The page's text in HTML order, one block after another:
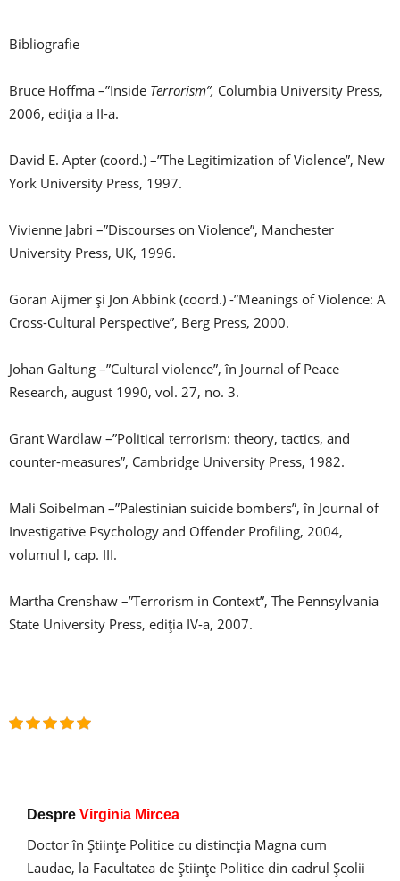
Bibliografie
Bruce Hoffma –”Inside Terrorism”, Columbia University Press,
2006, ediţia a II-a.
David E. Apter (coord.) –”The Legitimization of Violence”, New
York University Press, 1997.
Vivienne Jabri –”Discourses on Violence”, Manchester
University Press, UK, 1996.
Goran Aijmer şi Jon Abbink (coord.) -”Meanings of Violence: A
Cross-Cultural Perspective”, Berg Press, 2000.
Johan Galtung –”Cultural violence”, în Journal of Peace
Research, august 1990, vol. 27, no. 3.
Grant Wardlaw –”Political terrorism: theory, tactics, and
counter-measures”, Cambridge University Press, 1982.
Mali Soibelman –”Palestinian suicide bombers”, în Journal of
Investigative Psychology and Offender Profiling, 2004,
volumul I, cap. III.
Martha Crenshaw –”Terrorism in Context”, The Pennsylvania
State University Press, ediţia IV-a, 2007.
Despre Virginia Mircea
Doctor în Ştiinţe Politice cu distincţia Magna cum
Laudae, la Facultatea de Ştiinţe Politice din cadrul Şcolii